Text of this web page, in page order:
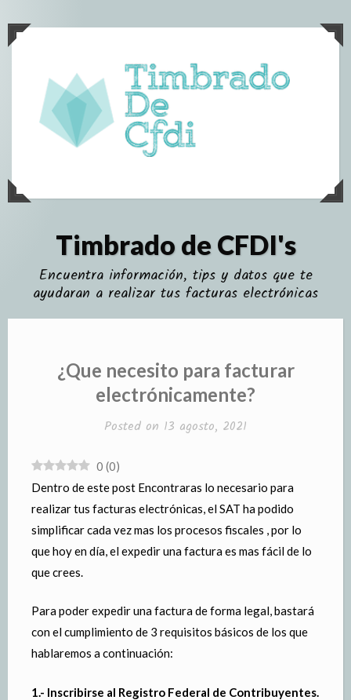
content
Timbrado de CFDI's
Encuentra información, tips y datos que te
ayudaran a realizar tus facturas electrónicas
¿Que necesito para facturar
electrónicamente?
Posted on 13 agosto, 2021
0 (0)
Dentro de este post Encontraras lo necesario para
realizar tus facturas electrónicas, el SAT ha podido
simplificar cada vez mas los procesos fiscales , por lo
que hoy en día, el expedir una factura es mas fácil de lo
que crees.
Para poder expedir una factura de forma legal, bastará
con el cumplimiento de 3 requisitos básicos de los que
hablaremos a continuación:
1 .- Inscribirse al Registro Federal de Contribuyentes.